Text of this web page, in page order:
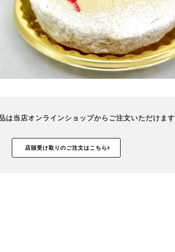
は当店オンラインショップから ご注文いただけます
店頭受け取りのご注文はこちら